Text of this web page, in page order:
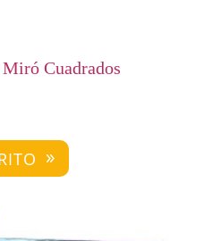
Cuadrados